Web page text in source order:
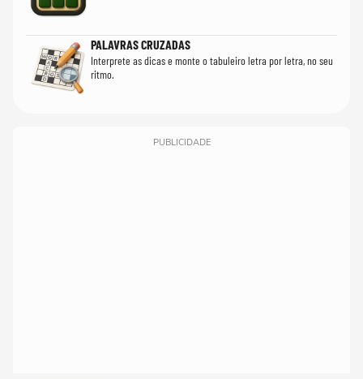
PALAVRAS CRUZADAS
Interprete as dicas e monte o tabuleiro letra por letra, no seu
ritmo.
PUBLICIDADE